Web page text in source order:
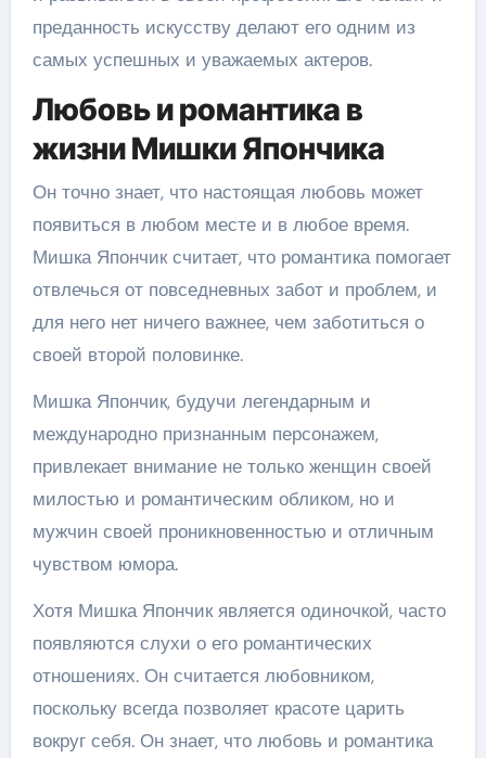
преданность искусству делают его одним из
самых успешных и уважаемых актеров.
Любовь и романтика в
жизни Мишки Япончика
Он точно знает, что настоящая любовь может
появиться в любом месте и в любое время.
Мишка Япончик считает, что романтика помогает
отвлечься от повседневных забот и проблем, и
для него нет ничего важнее, чем заботиться о
своей второй половинке.
Мишка Япончик, будучи легендарным и
международно признанным персонажем,
привлекает внимание не только женщин своей
милостью и романтическим обликом, но и
мужчин своей проникновенностью и отличным
чувством юмора.
Хотя Мишка Япончик является одиночкой, часто
появляются слухи о его романтических
отношениях. Он считается любовником,
поскольку всегда позволяет красоте царить
вокруг себя. Он знает, что любовь и романтика